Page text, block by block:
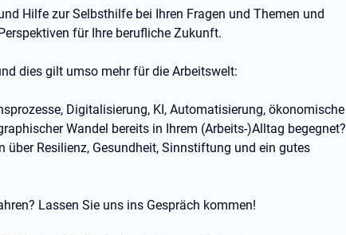
Hilfe zur Selbsthilfe bei Ihren Fragen und Themen und
für Ihre berufliche Zukunft.
dies gilt umso mehr für die Arbeitswelt:
Digitalisierung, KI, Automatisierung, ökonomische
Wandel bereits in Ihrem (Arbeits-)Alltag begegnet?
über Resilienz, Gesundheit, Sinnstiftung und ein gutes
Lassen Sie uns ins Gespräch kommen!